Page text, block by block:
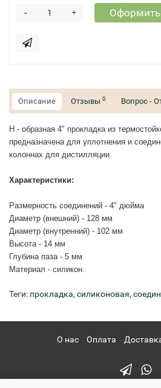
+
- Оформить
Описание Отзывы 0 Вопрос -
Н - образная 4" прокладка из
предназначена для уплотнения и
колоннах для дистилляции.
Характеристики:
Размерность соединений - 4" дюйма
Диаметр (внешний) - 128 мм
Диаметр (внутренний) - 102 мм
Высота - 14 мм
Глубина паза - 5 мм
Материал - силикон.
Теги: прокладка, силиконовая,
О нас Оплата